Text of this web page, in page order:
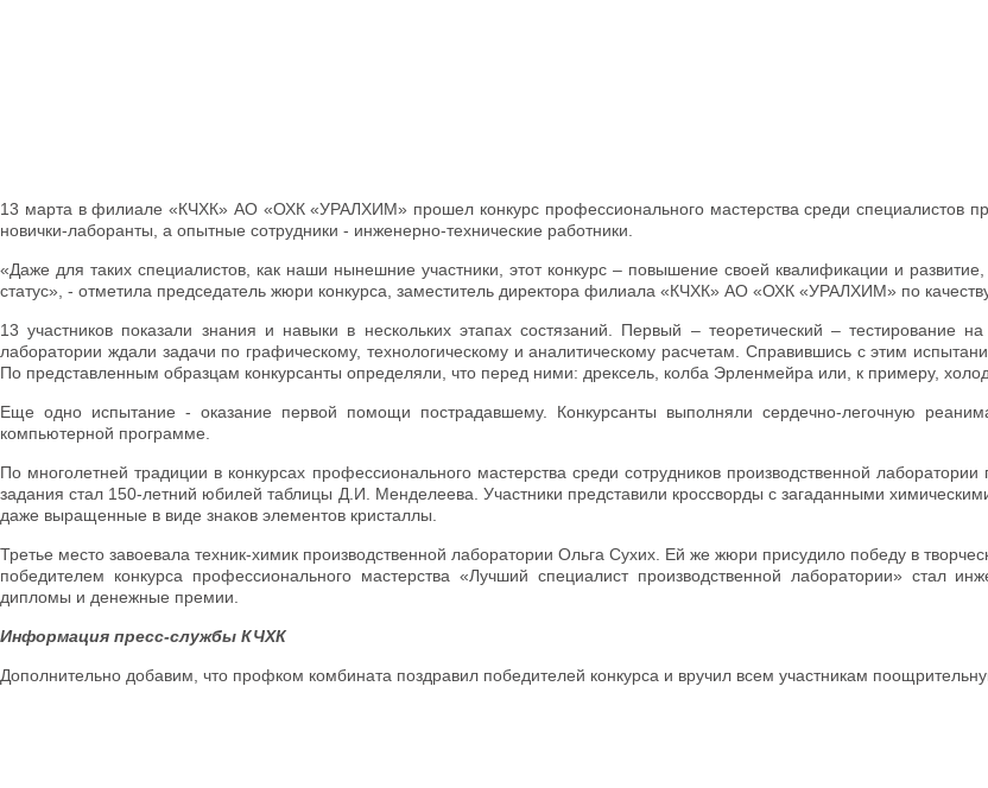
13 марта в филиале «КЧХК» АО «ОХК «УРАЛХИМ» прошел конкурс профессионального мастерства среди специалистов
новички-лаборанты, а опытные сотрудники - инженерно-технические работники.
«Даже для таких специалистов, как наши нынешние участники, этот конкурс – повышение своей квалификации и
статус», - отметила председатель жюри конкурса, заместитель директора филиала «КЧХК» АО «ОХК «УРАЛХИМ» по
13 участников показали знания и навыки в нескольких этапах состязаний. Первый – теоретический – тестирование
лаборатории ждали задачи по графическому, технологическому и аналитическому расчетам. Справившись с этим
По представленным образцам конкурсанты определяли, что перед ними: дрексель, колба Эрленмейра или, к примеру,
Еще одно испытание - оказание первой помощи пострадавшему. Конкурсанты выполняли сердечно-легочную
компьютерной программе.
По многолетней традиции в конкурсах профессионального мастерства среди сотрудников производственной
задания стал 150-летний юбилей таблицы Д.И. Менделеева. Участники представили кроссворды с загаданными
даже выращенные в виде знаков элементов кристаллы.
Третье место завоевала техник-химик производственной лаборатории Ольга Сухих. Ей же жюри присудило победу в
победителем конкурса профессионального мастерства «Лучший специалист производственной лаборатории» стал
дипломы и денежные премии.
Информация пресс-службы КЧХК
Дополнительно добавим, что профком комбината поздравил победителей конкурса и вручил всем участникам